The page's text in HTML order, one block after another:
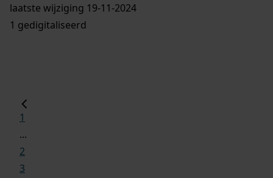
laatste wijziging 19-11-2024
1 gedigitaliseerd
1
...
2
3